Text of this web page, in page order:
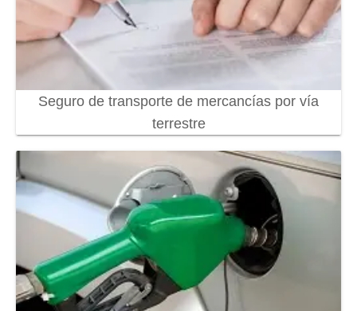
Seguro de transporte de mercancías por vía
terrestre